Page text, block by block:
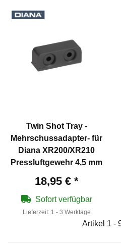
Twin Shot Tray -
Mehrschussadapter- für
Diana XR200/XR210
Pressluftgewehr 4,5 mm
18,95 € *
Sofort verfügbar
Lieferzeit: 1 - 3 Werktage
Artikel 1 -